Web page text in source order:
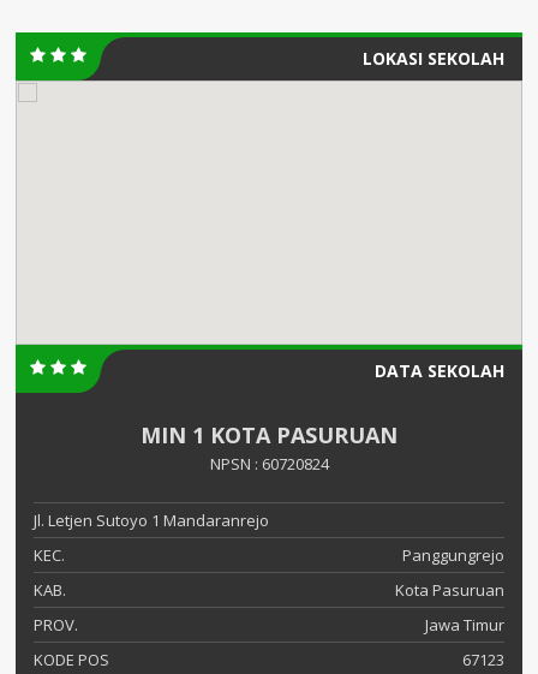
LOKASI SEKOLAH
DATA SEKOLAH
MIN 1 KOTA PASURUAN
NPSN : 60720824
Jl. Letjen Sutoyo 1 Mandaranrejo
KEC.
Panggungrejo
KAB.
Kota Pasuruan
PROV.
Jawa Timur
KODE POS
67123